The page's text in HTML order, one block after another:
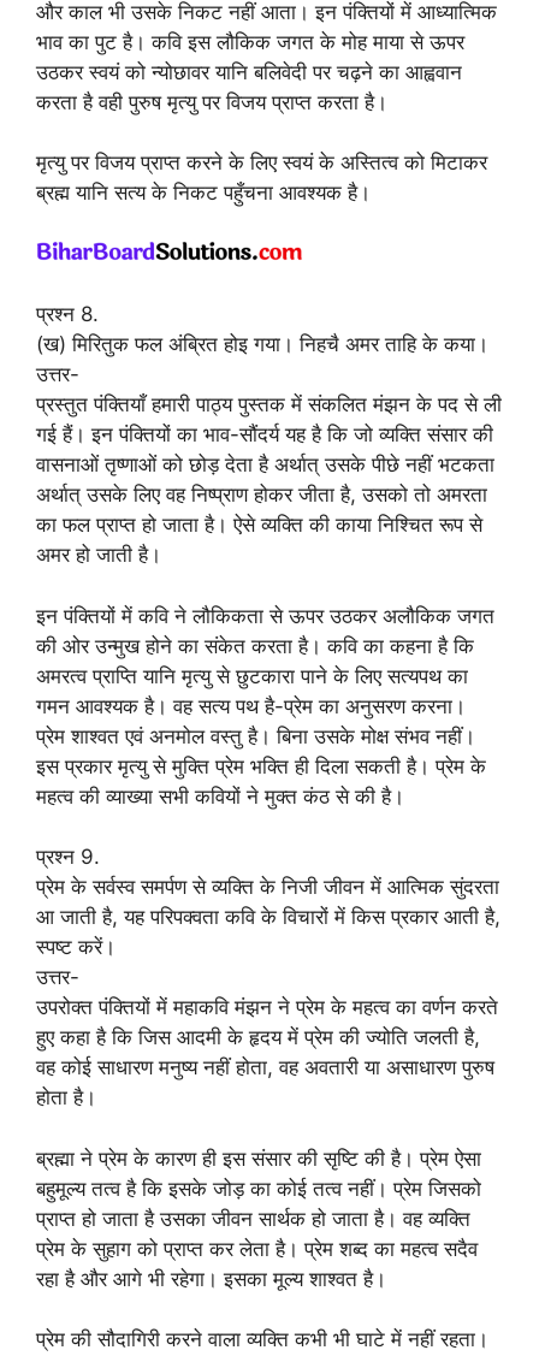
और काल भी उसके निकट नहीं आता। इन पंक्तियों में आध्यात्मिक
भाव का पुट है। कवि इस लौकिक जगत के मोह माया से ऊपर
उठकर स्वयं को न्योछावर यानि बलिवेदी पर चढ़ने का आह्ववान
करता है वही पुरुष मृत्यु पर विजय प्राप्त करता है।
मृत्यु पर विजय प्राप्त करने के लिए स्वयं के अस्तित्व को मिटाकर
ब्रह्म यानि सत्य के निकट पहुँचना आवश्यक है।
प्रश्न 8.
(ख) मिरितुक फल अंब्रित होइ गया। निहचै अमर ताहि के कया।
उत्तर-
प्रस्तुत पंक्तियाँ हमारी पाठ्य पुस्तक में संकलित मंझन के पद से ली
गई हैं। इन पंक्तियों का भाव-सौंदर्य यह है कि जो व्यक्ति संसार की
वासनाओं तृष्णाओं को छोड़ देता है अर्थात् उसके पीछे नहीं भटकता
अर्थात् उसके लिए वह निष्प्राण होकर जीता है, उसको तो अमरता
का फल प्राप्त हो जाता है। ऐसे व्यक्ति की काया निश्चित रूप से
अमर हो जाती है।
इन पंक्तियों में कवि ने लौकिकता से ऊपर उठकर अलौकिक जगत
की ओर उन्मुख होने का संकेत करता है। कवि का कहना है कि
अमरत्व प्राप्ति यानि मृत्यु से छुटकारा पाने के लिए सत्यपथ का
गमन आवश्यक है। वह सत्य पथ है-प्रेम का अनुसरण करना।
प्रेम शाश्वत एवं अनमोल वस्तु है। बिना उसके मोक्ष संभव नहीं।
इस प्रकार मृत्यु से मुक्ति प्रेम भक्ति ही दिला सकती है। प्रेम के
महत्व की व्याख्या सभी कवियों ने मुक्त कंठ से की है।
प्रश्न 9.
प्रेम के सर्वस्व समर्पण से व्यक्ति के निजी जीवन में आत्मिक सुंदरता
आ जाती है, यह परिपक्वता कवि के विचारों में किस प्रकार आती है,
स्पष्ट करें।
उत्तर-
उपरोक्त पंक्तियों में महाकवि मंझन ने प्रेम के महत्व का वर्णन करते
हुए कहा है कि जिस आदमी के हृदय में प्रेम की ज्योति जलती है,
वह कोई साधारण मनुष्य नहीं होता, वह अवतारी या असाधारण पुरुष
होता है।
ब्रह्मा ने प्रेम के कारण ही इस संसार की सृष्टि की है। प्रेम ऐसा
बहुमूल्य तत्व है कि इसके जोड़ का कोई तत्व नहीं। प्रेम जिसको
प्राप्त हो जाता है उसका जीवन सार्थक हो जाता है। वह व्यक्ति
प्रेम के सुहाग को प्राप्त कर लेता है। प्रेम शब्द का महत्व सदैव
रहा है और आगे भी रहेगा। इसका मूल्य शाश्वत है।
प्रेम की सौदागिरी करने वाला व्यक्ति कभी भी घाटे में नहीं रहता।